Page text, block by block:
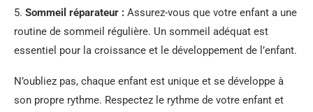
5. Sommeil réparateur : Assurez-vous que votre enfant a une
routine de sommeil régulière. Un sommeil adéquat est
essentiel pour la croissance et le développement de l’enfant.
N’oubliez pas, chaque enfant est unique et se développe à
son propre rythme. Respectez le rythme de votre enfant et